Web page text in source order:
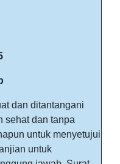
dan ditantangani
sehat dan tanpa
untuk menyetujui
untuk